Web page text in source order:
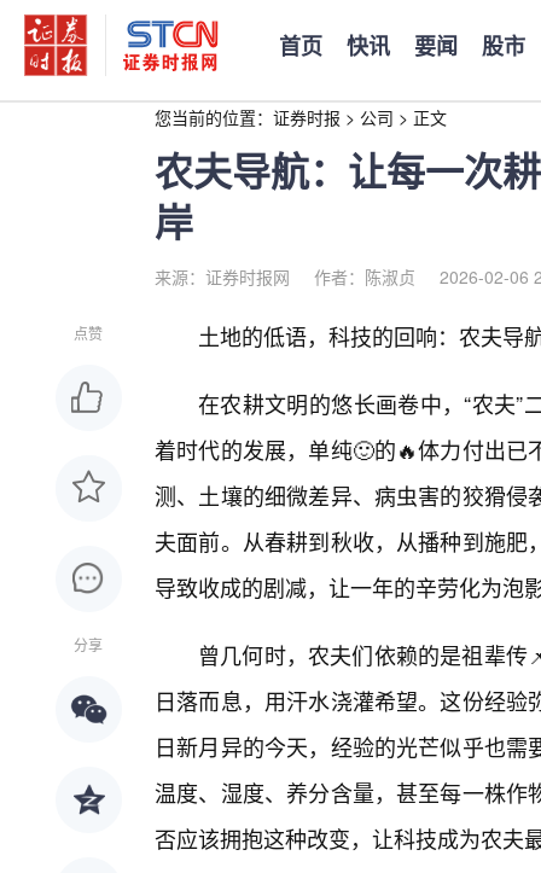
首页 快讯 要闻 股市
您当前的位置： 证券时报 > 公司 > 正文
农夫导航：让每一次
岸
来源：证券时报网 作者：陈淑贞 2026-02-06
点赞
分享
土地的低语，科技的回响：农夫导
在农耕文明的悠长画卷中，“农夫
着时代的发展，单纯🙂的🔥体力付出
测、土壤的细微差异、病虫害的狡猾
夫面前。从春耕到秋收，从播种到施
导致收成的剧减，让一年的辛劳化为泡
曾几何时，农夫们依赖的是祖辈
日落而息，用汗水浇灌希望。这份经
日新月异的今天，经验的光芒似乎也
温度、湿度、养分含量，甚至每一株
否应该拥抱这种改变，让科技成为农夫